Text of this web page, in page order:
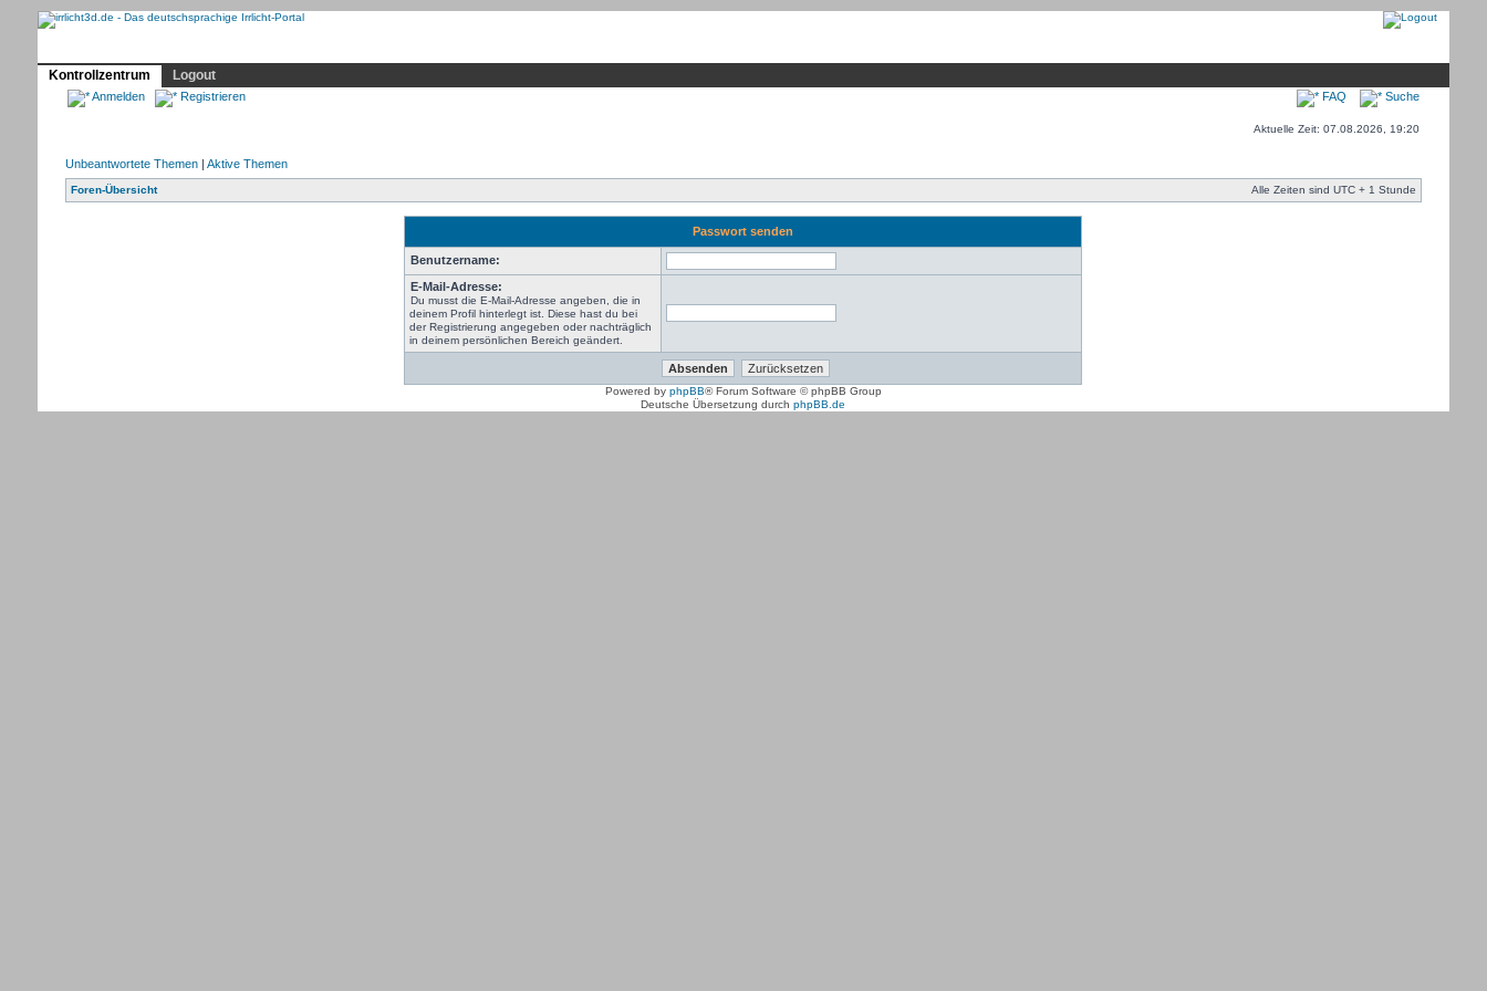
Kontrollzentrum
Logout
Anmelden Registrieren FAQ Suche
Aktuelle Zeit: 07.08.2026, 19:20
Unbeantwortete Themen| Aktive Themen
Foren-Übersicht Alle Zeiten sind UTC + 1 Stunde
Passwort senden
Benutzername:
E-Mail-Adresse:
Du musst die E-Mail-Adresse angeben, die in
deinem Profil hinterlegt ist. Diese hast du bei
der Registrierung angegeben oder nachträglich
in deinem persönlichen Bereich geändert.
Powered by phpBB® Forum Software © phpBB Group
Deutsche Übersetzung durchphpBB.de